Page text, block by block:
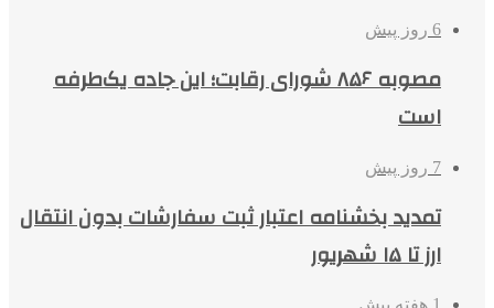
6 روز پیش
مصوبه ۸۵۶ شورای رقابت؛ این جاده یک‌طرفه
است
7 روز پیش
تمدید بخشنامه اعتبار ثبت سفارشات بدون انتقال
ارز تا ۱۵ شهریور